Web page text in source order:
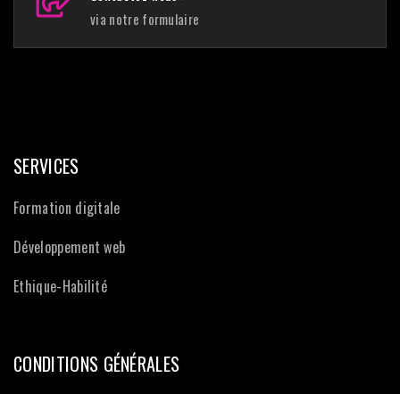
via notre formulaire
SERVICES
Formation digitale
Développement web
Ethique-Habilité
CONDITIONS GÉNÉRALES